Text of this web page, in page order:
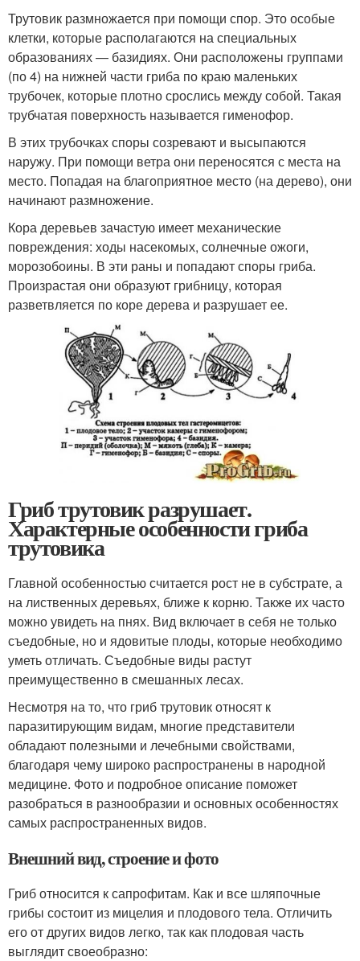
Трутовик размножается при помощи спор. Это особые
клетки, которые располагаются на специальных
образованиях — базидиях. Они расположены группами
(по 4) на нижней части гриба по краю маленьких
трубочек, которые плотно срослись между собой. Такая
трубчатая поверхность называется гименофор.
В этих трубочках споры созревают и высыпаются
наружу. При помощи ветра они переносятся с места на
место. Попадая на благоприятное место (на дерево), они
начинают размножение.
Кора деревьев зачастую имеет механические
повреждения: ходы насекомых, солнечные ожоги,
морозобоины. В эти раны и попадают споры гриба.
Произрастая они образуют грибницу, которая
разветвляется по коре дерева и разрушает ее.
Гриб трутовик разрушает.
Характерные особенности гриба
трутовика
Главной особенностью считается рост не в субстрате, а
на лиственных деревьях, ближе к корню. Также их часто
можно увидеть на пнях. Вид включает в себя не только
съедобные, но и ядовитые плоды, которые необходимо
уметь отличать. Съедобные виды растут
преимущественно в смешанных лесах.
Несмотря на то, что гриб трутовик относят к
паразитирующим видам, многие представители
обладают полезными и лечебными свойствами,
благодаря чему широко распространены в народной
медицине. Фото и подробное описание поможет
разобраться в разнообразии и основных особенностях
самых распространенных видов.
Внешний вид, строение и фото
Гриб относится к сапрофитам. Как и все шляпочные
грибы состоит из мицелия и плодового тела. Отличить
его от других видов легко, так как плодовая часть
выглядит своеобразно: